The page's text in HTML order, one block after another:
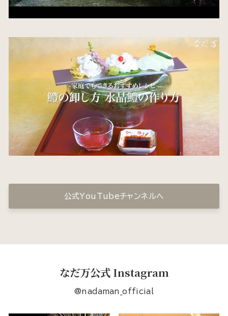
公式YouTubeチャンネルへ
なだ万公式 Instagram
@nadaman_official